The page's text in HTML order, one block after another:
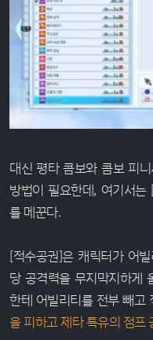
대신 평타 콤보와 콤보 피
방법이 필요한데, 여기서
를 메꾼다.
[적수공권]은 캐릭터가 어
당 공격력을 무지막지하게
한테 어빌리티를 전부 빼고
을 피하고 제타 특유의 점프